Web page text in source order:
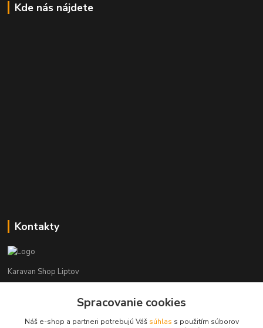
Kde nás nájdete
Kontakty
Karavan Shop Liptov
+421 903 626 885Spracovanie cookies
Náš e-shop a partneri potrebujú Váš súhlas s použitím súborov